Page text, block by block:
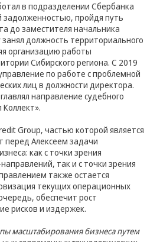
в подразделении Сбербанка
задолженностью, пройдя путь
до заместителя начальника
должность территориального
организацию работы
Сибирского региона. С 2019
по работе с проблемной
лиц в должности директора.
направление судебного
Group, частью которой является
перед Алексеем задачи
как с точки зрения
так и с точки зрения
также остается
текущих операционных
обеспечит рост
рисков и издержек.
масштабирования бизнеса путем